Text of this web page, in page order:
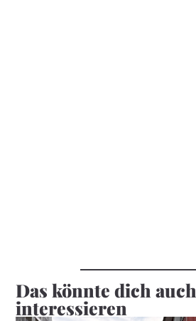
Das könnte dich auch
interessieren